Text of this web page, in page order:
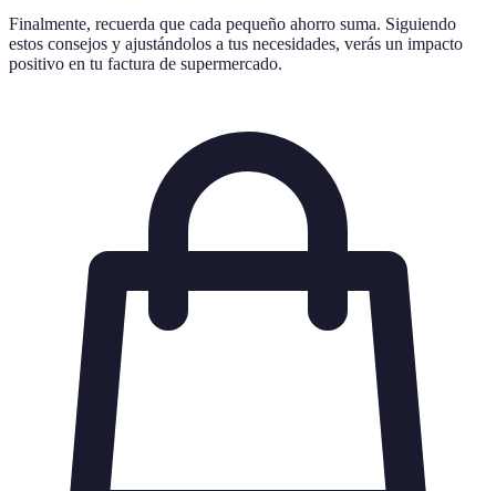
Finalmente, recuerda que cada pequeño ahorro suma. Siguiendo
estos consejos y ajustándolos a tus necesidades, verás un impacto
positivo en tu factura de supermercado.